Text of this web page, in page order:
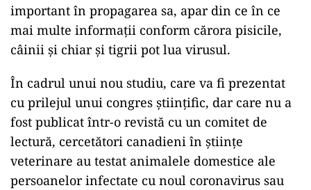
important în propagarea sa, apar din ce în ce
mai multe informații conform cărora pisicile,
câinii și chiar și tigrii pot lua virusul.
În cadrul unui nou studiu, care va fi prezentat
cu prilejul unui congres ştiinţific, dar care nu a
fost publicat într-o revistă cu un comitet de
lectură, cercetători canadieni în ştiinţe
veterinare au testat animalele domestice ale
persoanelor infectate cu noul coronavirus sau